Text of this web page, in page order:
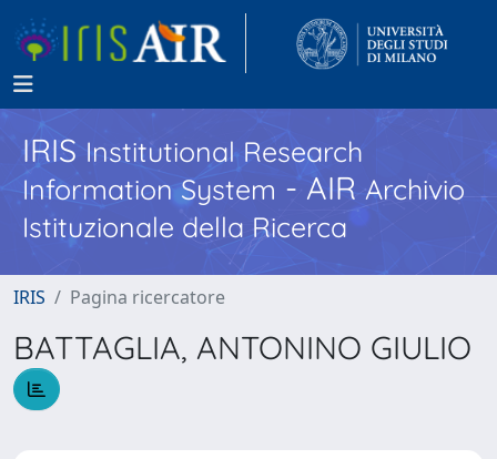
IRISInstitutional Research
Information System - AIR Archivio
Istituzionale della Ricerca
IRIS Pagina ricercatore
BATTAGLIA, ANTONINO GIULIO